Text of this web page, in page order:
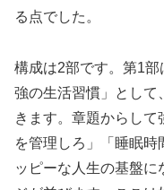
る点でした。
構成は2部です。第1
強の生活習慣」として
きます。章題からし
を管理しろ」「睡眠
ッピーな人生の基盤